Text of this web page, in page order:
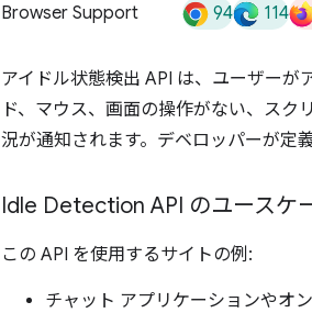
Browser Support 94 114
アイドル状態検出 API は、ユーザーが
ド、マウス、画面の操作がない、ス
況が通知されます。デベロッパーが定
Idle Detection API のユースケ
この API を使用するサイトの例:
チャット アプリケーションやオ